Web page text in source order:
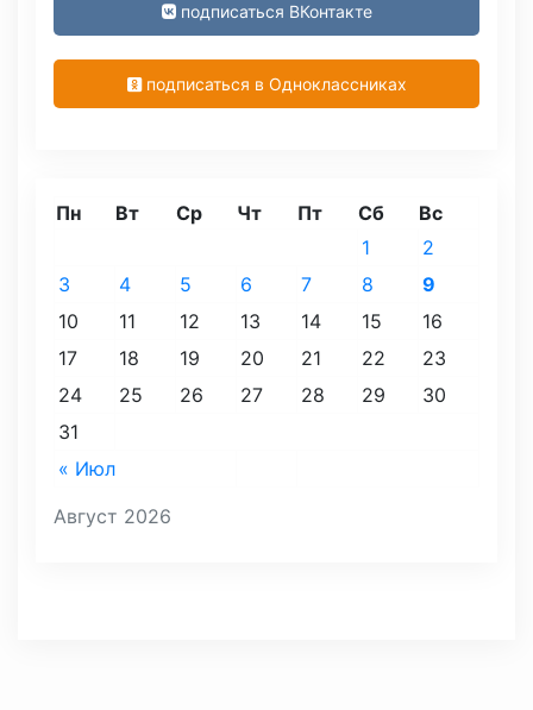
подписаться ВКонтакте
подписаться в Одноклассниках
Август 2026
Пн Вт Ср Чт Пт Сб Вс
« Июл
1
2
3
4 5 6 7 8
9
10
11 12 13 14 15
16
17
18 19 20 21 22
23
24
25 26 27 28 29
30
31